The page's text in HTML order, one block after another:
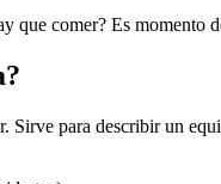
que comer? Es
Sirve para describir un